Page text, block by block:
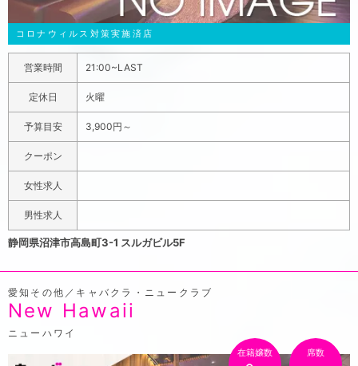
コロナウィルス対策実施済店
営業時間 21:00~LAST
定休日 火曜
予算目安 3,900円～
クーポン
女性求人
男性求人
静岡県沼津市高島町3-1 スルガビル5F
愛知その他／キャバクラ・ニュークラブ
New Hawaii
ニューハワイ
在籍嬢数 席数